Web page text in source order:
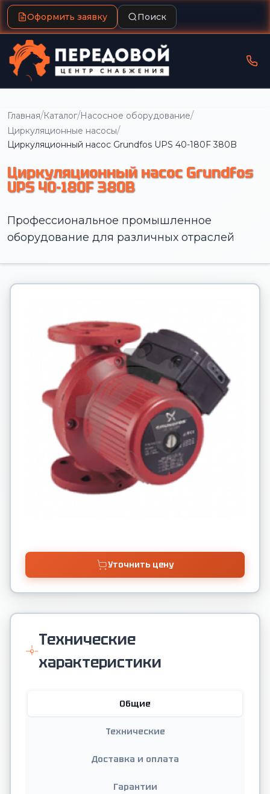
Оформить заявку Поиск
Главная/Каталог/Насосное оборудование/
Циркуляционные насосы/
Циркуляционный насос Grundfos UPS 40-180F 380B
Циркуляционный насос Grundfos
UPS 40-180F 380B
Профессиональное промышленное
оборудование для различных отраслей
Уточнить цену
Технические
характеристики
Общие
Технические
Доставка и оплата
Гарантии